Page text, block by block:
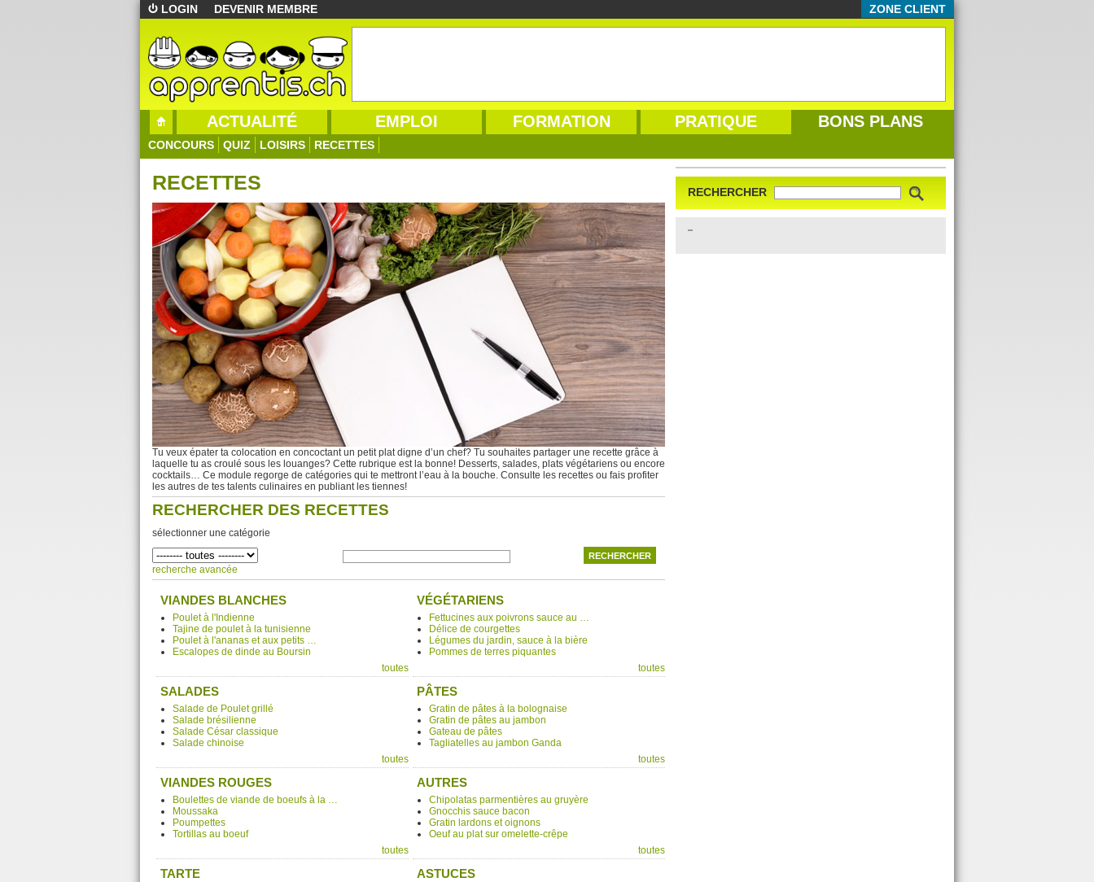
LOGIN DEVENIR MEMBRE ZONE CLIENT
ACTUALITÉ EMPLOI FORMATION PRATIQUE BONS PLANS
CONCOURS QUIZ LOISIRS RECETTES
RECHERCHER
RECETTES
Tu veux épater ta colocation en concoctant un petit plat digne d’un chef? Tu souhaites partager une recette grâce à
laquelle tu as croulé sous les louanges? Cette rubrique est la bonne! Desserts, salades, plats végétariens ou encore
cocktails… Ce module regorge de catégories qui te mettront l’eau à la bouche. Consulte les recettes ou fais profiter
les autres de tes talents culinaires en publiant les tiennes!
RECHERCHER DES RECETTES
sélectionner une catégorie
recherche avancée
VIANDES BLANCHES
Poulet à l'Indienne
Tajine de poulet à la tunisienne
Poulet à l'ananas et aux petits …
Escalopes de dinde au Boursin
toutes
VÉGÉTARIENS
Fettucines aux poivrons sauce au …
Délice de courgettes
Légumes du jardin, sauce à la bière
Pommes de terres piquantes
toutes
SALADES
Salade de Poulet grillé
Salade brésilienne
Salade César classique
Salade chinoise
toutes
PÂTES
Gratin de pâtes à la bolognaise
Gratin de pâtes au jambon
Gateau de pâtes
Tagliatelles au jambon Ganda
toutes
VIANDES ROUGES
Boulettes de viande de boeufs à la …
Moussaka
Poumpettes
Tortillas au boeuf
toutes
AUTRES
Chipolatas parmentières au gruyère
Gnocchis sauce bacon
Gratin lardons et oignons
Oeuf au plat sur omelette-crêpe
toutes
TARTE ASTUCES